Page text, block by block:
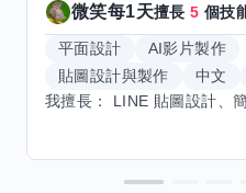
微笑每1天擅長5 個技
平面設計
AI影片製作
貼圖設計與製作
中文